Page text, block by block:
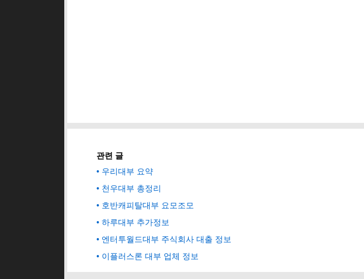
관련 글
우리대부 요약
천우대부 총정리
호반캐피탈대부 요모조모
하루대부 추가정보
엔터투월드대부 주식회사 대출 정보
이플러스론 대부 업체 정보